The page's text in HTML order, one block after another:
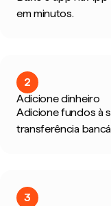
em minutos.
2
Adicione dinheiro
Adicione fundos à
transferência
3